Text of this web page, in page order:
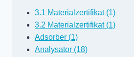
3.1 Materialzertifikat (1)
3.2 Materialzertifikat (1)
Adsorber (1)
Analysator (18)